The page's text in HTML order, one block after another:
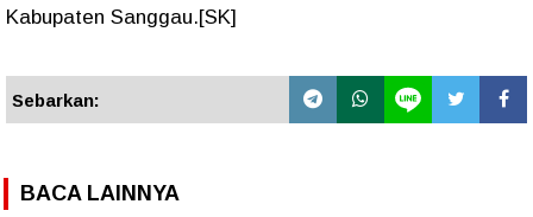
Kabupaten Sanggau.[SK]
Sebarkan:
BACA LAINNYA